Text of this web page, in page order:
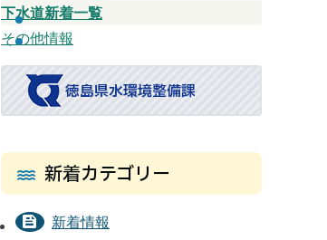
下水道新着一覧
その他情報
徳島県水環境整備課
新着カテゴリー
新着情報